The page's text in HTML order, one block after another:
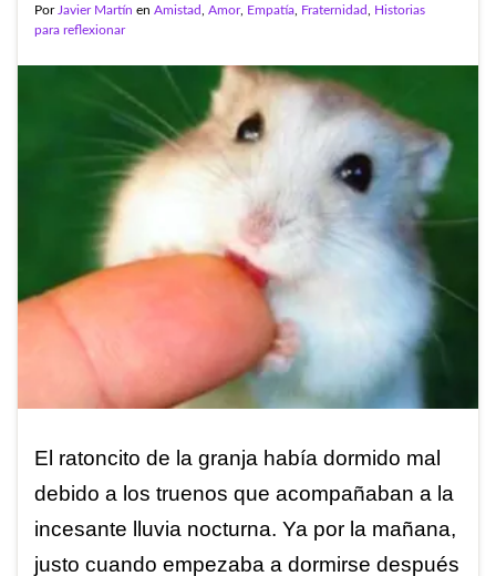
Por Javier Martín en Amistad Amor, Empatía Fraternidad
Historias
para reflexionar
El ratoncito de la granja había dormido mal
debido a los truenos que acompañaban a la
incesante lluvia nocturna. Ya por la mañana,
justo cuando empezaba a dormirse después